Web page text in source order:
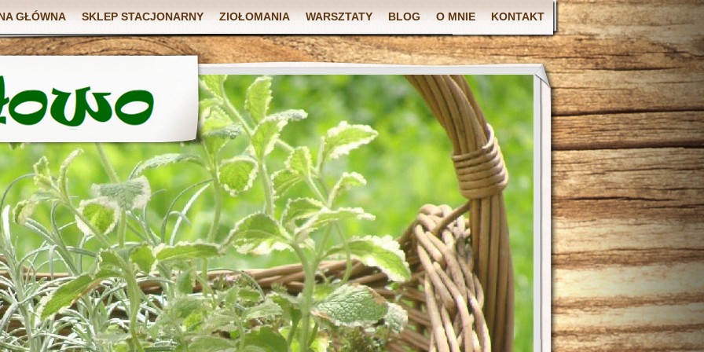
GŁÓWNA SKLEP STACJONARNY ZIOŁOMANIA WARSZTATY BLOG O MNIE KONTAKT